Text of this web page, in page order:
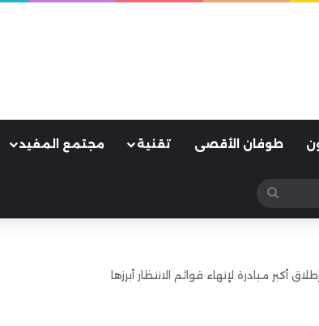
طوفان الأقصى تقنية مجتمع المفيد
بحث
عن
أكبر مبادرة لإنهاء قوائم الانتظار أبرزها